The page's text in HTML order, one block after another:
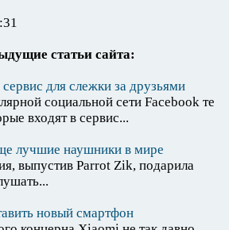
статьи сайта:
для слежки за друзьями
социальной сети Facebook те
входят в сервис...
лучшие наушники в мире
выпустив Parrot Zik, подарила
новый смартфон